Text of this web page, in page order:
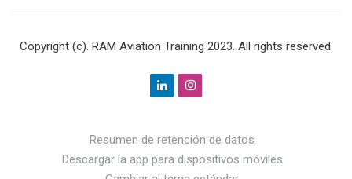
Copyright (c). RAM Aviation Training 2023. All rights reserved.
Resumen de retención de datos
Descargar la app para dispositivos móviles